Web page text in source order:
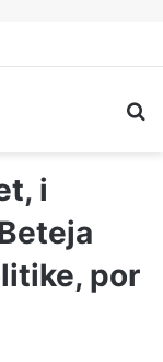
i
por